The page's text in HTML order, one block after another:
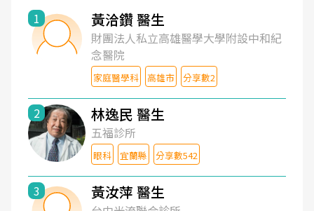
1 黃洽鑽 醫生
財團法人私立高雄醫學大學附設中和紀
念醫院
家庭醫學科 高雄市 分享數2
2 林逸民 醫生
五福診所
眼科 宜蘭縣 分享數542
3 黃汝萍 醫生